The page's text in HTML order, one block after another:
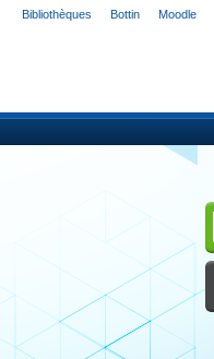
Bibliothèques Bottin Moodle